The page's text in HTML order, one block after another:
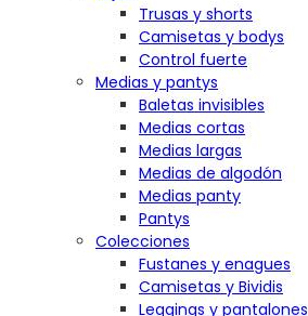
Trusas y shorts
Camisetas y bodys
Control fuerte
Medias y pantys
Baletas invisibles
Medias cortas
Medias largas
Medias de algodón
Medias panty
Pantys
Colecciones
Fustanes y enagues
Camisetas y Bividis
Leggings y pantalones